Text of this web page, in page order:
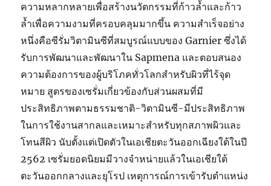
ความหลากหลายเพื่อสร้างนวัตกรรมที่ก้าวล้ำและก้าว
ล้ำเพื่อความงามที่ครอบคลุมมากขึ้น ความสำเร็จอย่าง
หนึ่งคือซีรั่มวิตามินซีที่สมบูรณ์แบบของ Garnier ซึ่งได้
รับการพัฒนาและพัฒนาใน Sapmena และตอบสนอง
ความต้องการของผู้บริโภคทั่วโลกสำหรับผิวที่ไร้จุด
หมาย สูตรของเซรั่มเกี่ยวข้องกับส่วนผสมที่มี
ประสิทธิภาพตามธรรมชาติ-วิตามินซี-มีประสิทธิภาพ
ในการใช้งานสากลและเหมาะสำหรับทุกสภาพผิวและ
โทนสีผิว นับตั้งแต่เปิดตัวในเอเชียตะวันออกเฉียงใต้ในปี
2562 เซรั่มยอดนิยมมีวางจำหน่ายแล้วในเอเชียใต้
ตะวันออกกลางและยุโรป เหตุการณ์การเข้ารับตำแหน่ง